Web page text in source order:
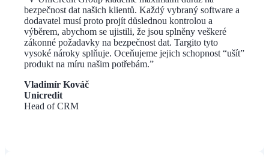
bezpečnost dat našich klientů. Každý vybraný software a
dodavatel musí proto projít důslednou kontrolou a
výběrem, abychom se ujistili, že jsou splněny veškeré
zákonné požadavky na bezpečnost dat. Targito tyto
vysoké nároky splňuje. Oceňujeme jejich schopnost “ušít”
produkt na míru našim potřebám.”
Vladimír Kováč
Unicredit
Head of CRM